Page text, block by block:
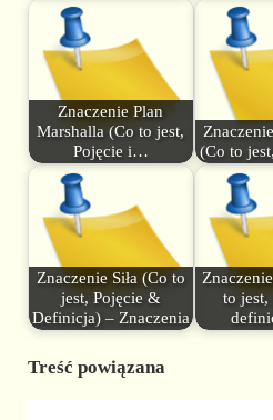
Znaczenie Plan
Marshalla (Co to jest,
Pojęcie i…
(Co to
Znaczenie Siła (Co to
jest, Pojęcie &
Definicja) – Znaczenia
to
Treść powiązana